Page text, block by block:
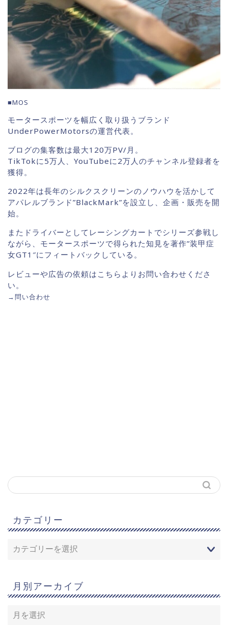
■MOS
モータースポーツを幅広く取り扱うブランド
UnderPowerMotorsの運営代表。
ブログの集客数は最大120万PV/月。
TikTokに5万人、YouTubeに2万人のチャンネル登録者を
獲得。
2022年は長年のシルクスクリーンのノウハウを活かして
アパレルブランド”BlackMark”を設立し、企画・販売を開
始。
またドライバーとしてレーシングカートでシリーズ参戦し
ながら、モータースポーツで得られた知見を著作”装甲症
女GT1″にフィートバックしている。
レビューや広告の依頼はこちらよりお問い合わせくださ
い。
→問い合わせ
カテゴリー
月別アーカイブ